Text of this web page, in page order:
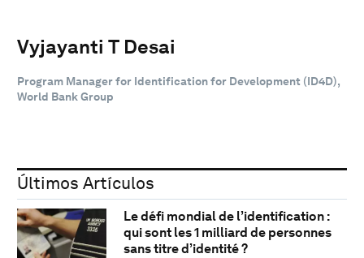
Vyjayanti T Desai
Program Manager for Identification for Development (ID4D),
World Bank Group
Últimos Artículos
Le défi mondial de l’identification :
qui sont les 1 milliard de personnes
sans titre d’identité ?